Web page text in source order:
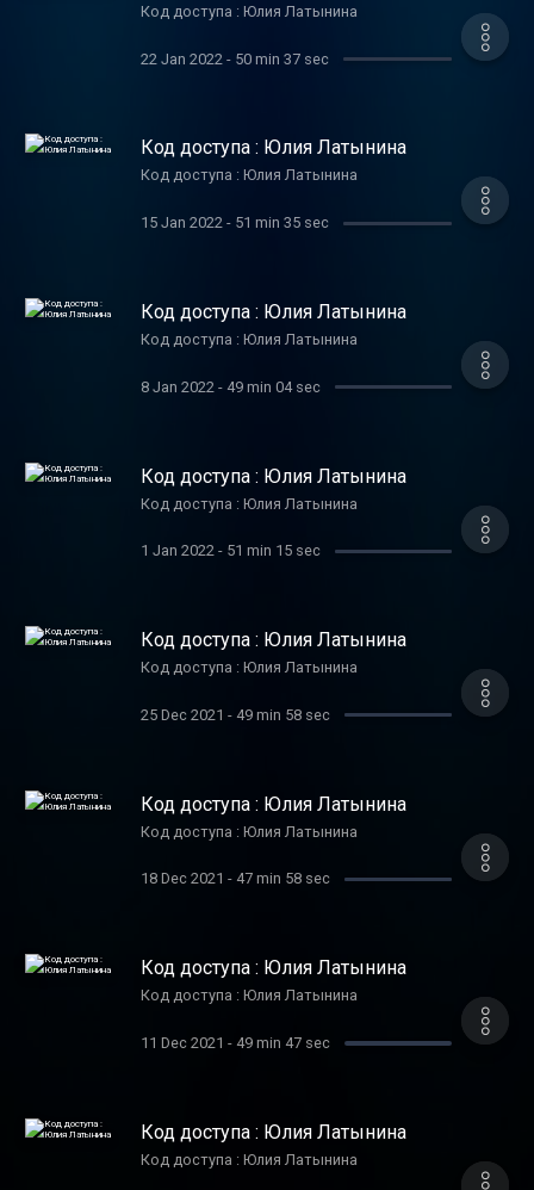
Код доступа : Юлия Латынина
22 Jan 2022 - 50 min 37 sec
Код доступа : Юлия Латынина
Код доступа : Юлия Латынина
15 Jan 2022- 51 min 35 sec
Код доступа : Юлия Латынина
Код доступа : Юлия Латынина
8 Jan 2022 - 49 min 04 sec
Код доступа : Юлия Латынина
Код доступа : Юлия Латынина
1 Jan 2022- 51 min 15 sec
Код доступа : Юлия Латынина
Код доступа : Юлия Латынина
25 Dec 2021 - 49 min 58 sec
Код доступа : Юлия Латынина
Код доступа : Юлия Латынина
18 Dec 2021 - 47 min 58 sec
Код доступа : Юлия Латынина
Код доступа : Юлия Латынина
11 Dec 2021 - 49 min 47 sec
Код доступа : Юлия Латынина
Код доступа : Юлия Латынина